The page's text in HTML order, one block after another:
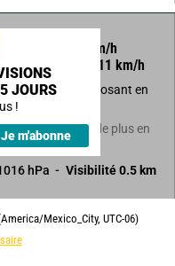
km/h
Rafales à
11 km/h
bas se déposant en
faibles et de plus en
rares.
hPa Visibilité 0.5 km
JOURS
!
Je m'abonne
Mexico_City, UTC-06)